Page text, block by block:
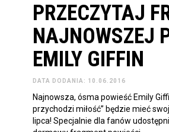
PRZECZYTAJ
NAJNOWSZEJ
EMILY GIFFIN
DATA DODANIA: 10.06.2016
Najnowsza, ósma powieść Emily
przychodzi miłość” będzie mieć
lipca! Specjalnie dla fanów